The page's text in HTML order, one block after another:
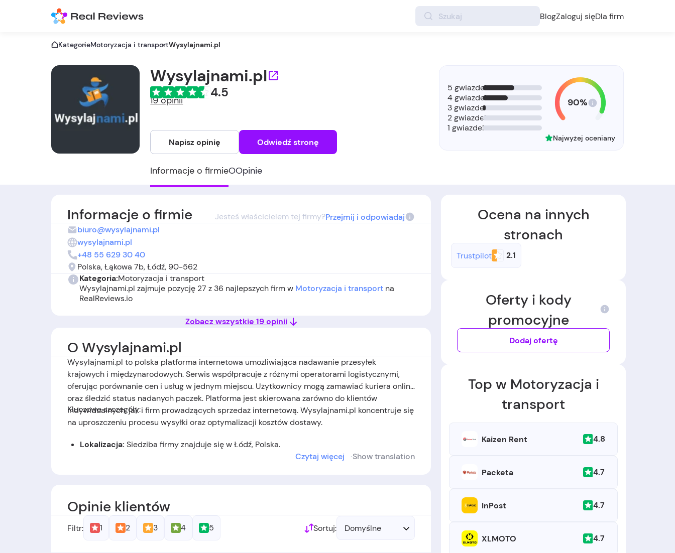
BlogZaloguj sięDla firm
KategorieMotoryzacja i transportWysylajnami.pl
Wysylajnami.pl
4.5
19 opinii
Napisz opinię Odwiedź stronę
Informacje o firmieOOpinie
5 gwiazdek
4 gwiazdek
3 gwiazdek
2 gwiazdek
1 gwiazdek
90%
Najwyżej oceniany
Informacje o firmie Jesteś właścicielem tej firmy?Przejmij i odpowiadaj
biuro@wysylajnami.pl
wysylajnami.pl
+48 55 629 30 40
Polska, Łąkowa 7b, Łódź, 90-562
Kategoria:Motoryzacja i transport
Wysylajnami.pl zajmuje pozycję 27 z 36 najlepszych firm w Motoryzacja i transport na
RealReviews.io
Zobacz wszystkie 19 opinii
O Wysylajnami.pl
Wysylajnami.pl to polska platforma internetowa umożliwiająca nadawanie przesyłek
krajowych i międzynarodowych. Serwis współpracuje z różnymi operatorami logistycznymi,
oferując porównanie cen i usług w jednym miejscu. Użytkownicy mogą zamawiać kuriera online
oraz śledzić status nadanych paczek. Platforma jest skierowana zarówno do klientów
indywidualnych, jak i firm prowadzących sprzedaż internetową. Wysylajnami.pl koncentruje się
na uproszczeniu procesu wysyłki oraz optymalizacji kosztów dostawy.
Kluczowe szczegóły:
Lokalizacja: Siedziba firmy znajduje się w Łódź, Polska.
Czytaj więcej Show translation
Ocena na innych
stronach
Trustpilot 2.1
Oferty i kody
promocyjne
Dodaj ofertę
Top w Motoryzacja i
transport
Kaizen Rent 4.8
Packeta 4.7
InPost 4.7
XLMOTO 4.7
Opinie klientów
Sortuj: Domyślne
Filtr: 1 2 3 4 5